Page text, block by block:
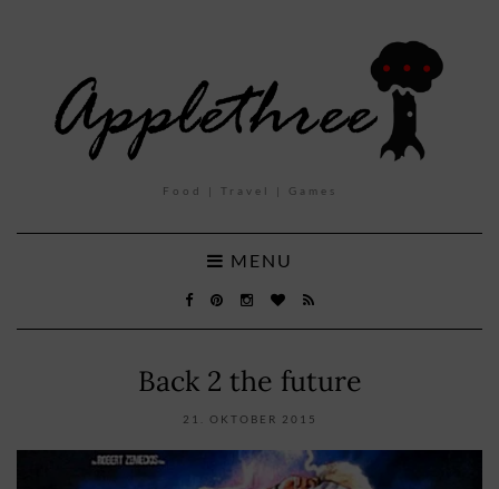
Food | Travel | Games
MENU
Back 2 the future
21. OKTOBER 2015